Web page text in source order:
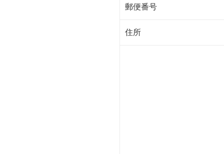
郵便番号
住所